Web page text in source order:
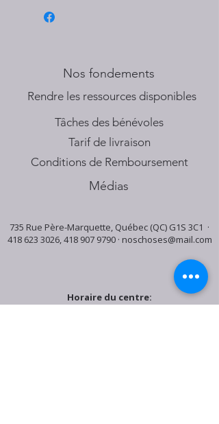
Nos fondements
​Rendre les ressources disponibles
Tâches des bénévoles
Tarif de livraison
Conditions de Remboursement
Médias
735 Rue Père-Marquette, Québec (QC) G1S 3C1 ·
418 623 3026,418 907 9790· noschoses@mail.com
Horaire du centre: